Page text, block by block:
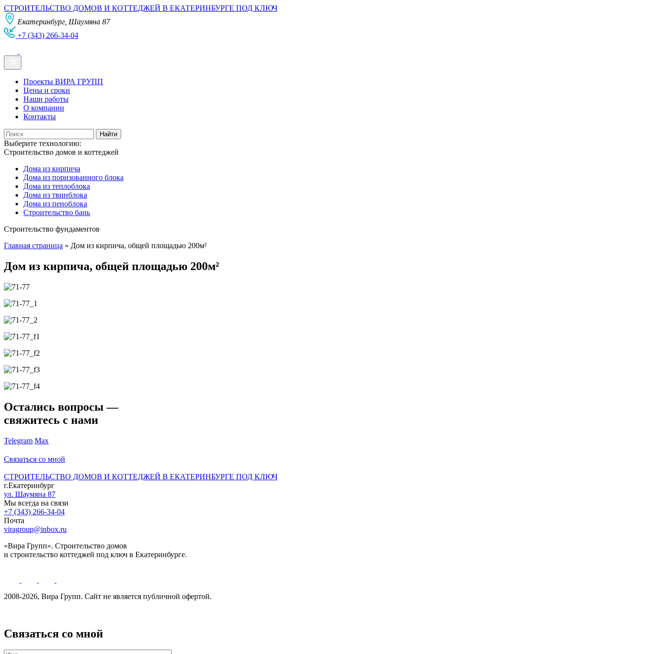
СТРОИТЕЛЬСТВО ДОМОВ И КОТТЕДЖЕЙ В ЕКАТЕРИНБУРГЕ ПОД КЛЮЧ
Екатеринбург, Шаумяна 87
+7 (343) 266-34-04
Проекты ВИРА ГРУПП
Цены и сроки
Наши работы
О компании
Контакты
Выберите технологию:
Строительство домов и коттеджей
Дома из кирпича
Дома из поризованного блока
Дома из теплоблока
Дома из твинблока
Дома из пеноблока
Строительство бань
Строительство фундаментов
Главная страница » Дом из кирпича, общей площадью 200м²
Дом из кирпича, общей площадью 200м²
Остались вопросы —
свяжитесь с нами
Telegram Max
Связаться со мной
СТРОИТЕЛЬСТВО ДОМОВ И КОТТЕДЖЕЙ В ЕКАТЕРИНБУРГЕ ПОД КЛЮЧ
г.Екатеринбург
ул. Шаумяна 87
Мы всегда на связи
+7 (343) 266-34-04
Почта
viragroup@inbox.ru
«Вира Групп». Строительство домов
и строительство коттеджей под ключ в Екатеринбурге.
2008-2026, Вира Групп. Cайт не является публичной офертой.
Связаться со мной